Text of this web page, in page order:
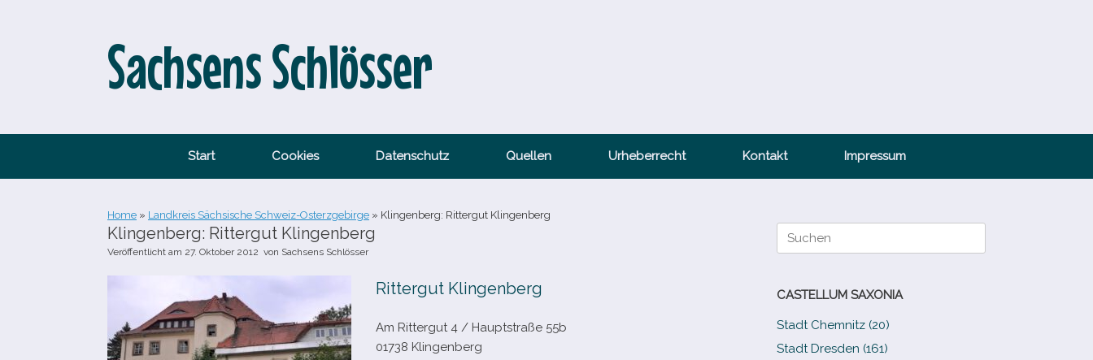
Sachsens Schlösser
Start Cookies Datenschutz Quellen Urheberrecht Kontakt Impressum
Home » Landkreis Sächsische Schweiz-Osterzgebirge » Klingenberg: Rittergut Klingenberg
Klingenberg: Rittergut Klingenberg
Veröffentlicht am 27. Oktober 2012 von Sachsens Schlösser
Rittergut Klingenberg
Am Rittergut 4 /​ Hauptstraße 55b
01738 Klingenberg
Suche
nach:
CASTELLUM SAXONIA
Stadt Chemnitz (20)
Stadt Dresden (161)